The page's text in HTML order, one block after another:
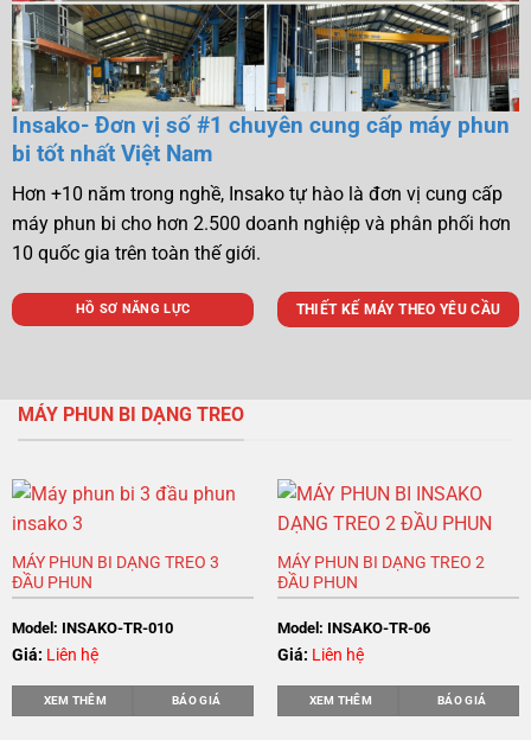
Insako- Đơn vị số #1 chuyên cung cấp máy phun
bi tốt nhất Việt Nam
Hơn +10 năm trong nghề, Insako tự hào là đơn vị cung cấp
máy phun bi cho hơn 2.500 doanh nghiệp và phân phối hơn
10 quốc gia trên toàn thế giới.
HỒ SƠ NĂNG LỰC THIẾT KẾ MÁY THEO YÊU CẦU
MÁY PHUN BI DẠNG TREO
MÁY PHUN BI DẠNG TREO 3
ĐẦU PHUN
Model: INSAKO-TR-010
Giá: Liên hệ
XEM THÊM BÁO GIÁ
MÁY PHUN BI DẠNG TREO 2
ĐẦU PHUN
Model: INSAKO-TR-06
Giá: Liên hệ
XEM THÊM BÁO GIÁ